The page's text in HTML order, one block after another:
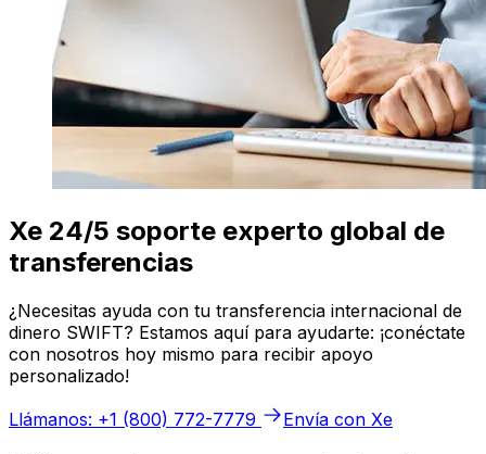
Xe 24/5 soporte experto global de
transferencias
¿Necesitas ayuda con tu transferencia internacional de
dinero SWIFT? Estamos aquí para ayudarte: ¡conéctate
con nosotros hoy mismo para recibir apoyo
personalizado!
Llámanos: +1 (800) 772-7779
Envía con Xe